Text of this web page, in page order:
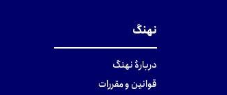
نهنگ
دربارهٔ نهنگ
قوانین و مقررات